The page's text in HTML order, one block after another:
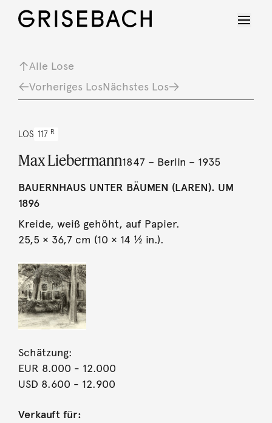
Alle Lose
Vorheriges LosNächstes Los
LOS 117 R
Max Liebermann1847 – Berlin – 1935
BAUERNHAUS UNTER BÄUMEN (LAREN). UM
1896
Kreide, weiß gehöht, auf Papier.
25,5 × 36,7 cm (10 × 14 ½ in.).
Schätzung:
EUR 8.000 - 12.000
USD 8.600 - 12.900
Verkauft für: